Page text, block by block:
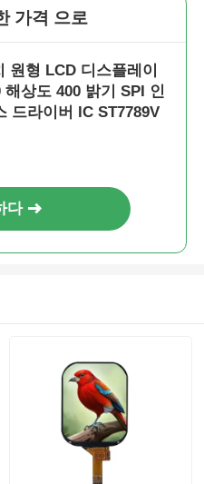
가격 으로
원형 LCD 디스플레이
해상도 400 밝기 SPI 인
드라이버 IC ST7789V
다